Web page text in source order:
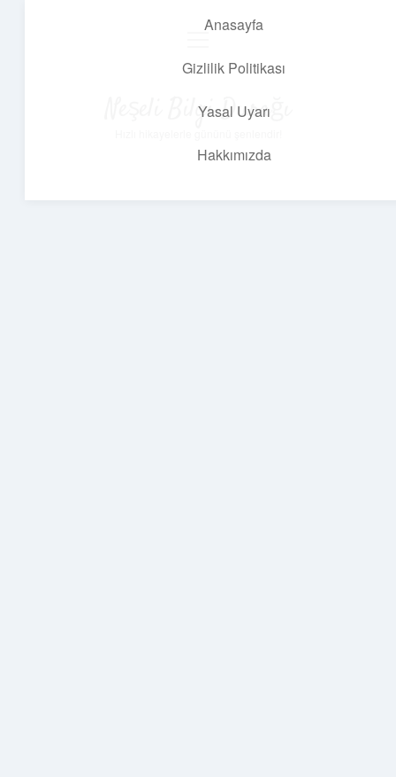
Anasayfa
Gizlilik Politikası
Yasal Uyarı
Hakkımızda
Neşeli Bilgi Durağı